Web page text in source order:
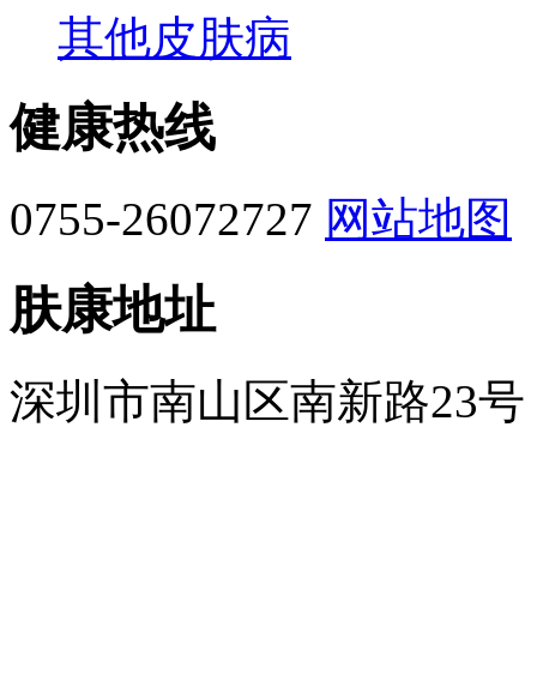
其他皮肤病
健康热线
0755-26072727 网站地图
肤康地址
深圳市南山区南新路23